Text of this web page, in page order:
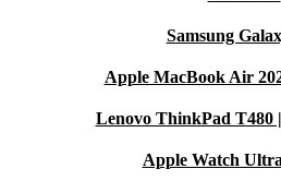
Samsung
Apple MacBook Air
Lenovo ThinkPad T480
Apple Watch